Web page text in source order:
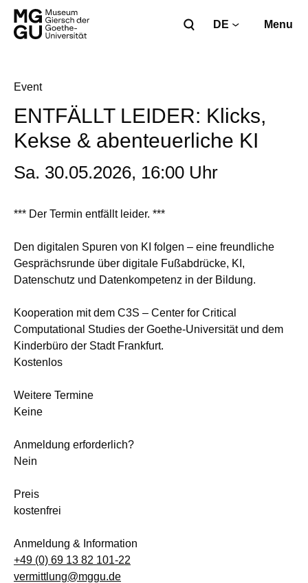
DE Menu
Event
ENTFÄLLT LEIDER: Klicks,
Kekse & abenteuerliche KI
Sa. 30.05.2026, 16:00 Uhr
*** Der Termin entfällt leider. ***
Den digitalen Spuren von KI folgen – eine freundliche
Gesprächsrunde über digitale Fußabdrücke, KI,
Datenschutz und Datenkompetenz in der Bildung.
Kooperation mit dem C3S – Center for Critical
Computational Studies der Goethe-Universität und dem
Kinderbüro der Stadt Frankfurt.
Kostenlos
Weitere Termine
Keine
Anmeldung erforderlich?
Nein
Preis
kostenfrei
Anmeldung & Information
+49 (0) 69 13 82 101-22
vermittlung@mggu.de